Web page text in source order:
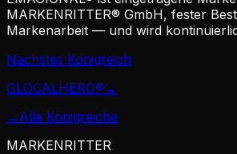
MARKENRITTER® GmbH, fester
Markenarbeit — und wird
Nächstes Königreich
GLOCALHERO® →
← Alle Königreiche
MARKENRITTER